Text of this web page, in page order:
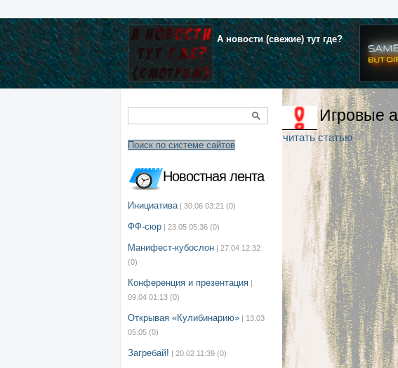
А новости (свежие) тут где?
Поиск по системе сайтов
Новостная лента
Инициатива | 30.06 03:21 (0)
ФФ-сюр | 23.05 05:36 (0)
Манифест-кубослон | 27.04 12:32
(0)
Конференция и презентация |
09.04 01:13 (0)
Открывая «Кулибинарию» | 13.03
05:05 (0)
Загребай! | 20.02 11:39 (0)
Игровые
читать статью